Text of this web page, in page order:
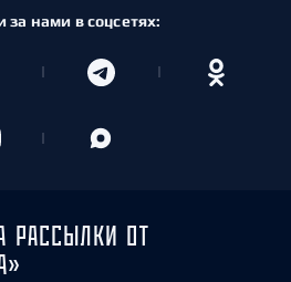
нами в соцсетях:
РАССЫЛКИ ОТ